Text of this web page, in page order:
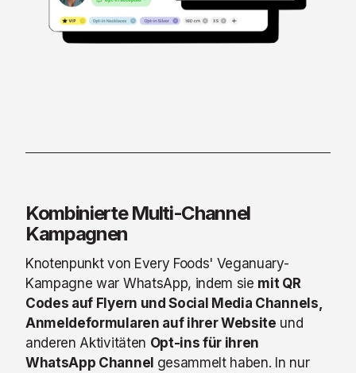
Kombinierte Multi-Channel
Kampagnen
Knotenpunkt von Every Foods' Veganuary-
Kampagne war WhatsApp, indem sie mit QR
Codes auf Flyern und Social Media Channels,
Anmeldeformularen auf ihrer Website und
anderen Aktivitäten Opt-ins für ihren
WhatsApp Channel gesammelt haben. In nur